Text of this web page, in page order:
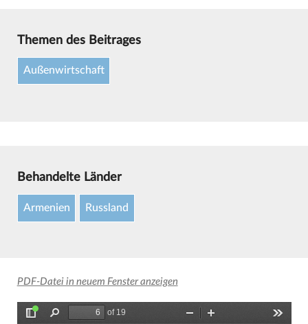
Themen des Beitrages
Außenwirtschaft
Behandelte Länder
Armenien Russland
PDF-Datei in neuem Fenster anzeigen